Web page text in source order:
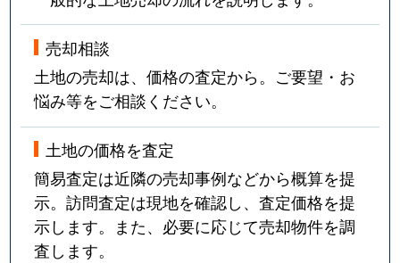
売却相談
土地の売却は、価格の査定から。ご要望・お
悩み等をご相談ください。
土地の価格を査定
簡易査定は近隣の売却事例などから概算を提
示。訪問査定は現地を確認し、査定価格を提
示します。また、必要に応じて売却物件を調
査します。